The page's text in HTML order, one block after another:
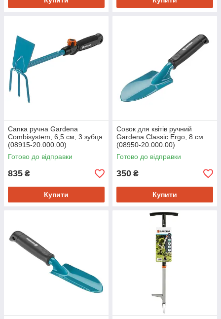
Сапка ручна Gardena
Combisystem, 6,5 см, 3 зубця
(08915-20.000.00)
Готово до відправки
835 ₴
Купити
Совок для квітів ручний
Gardena Classic Ergo, 8 см
(08950-20.000.00)
Готово до відправки
350 ₴
Купити